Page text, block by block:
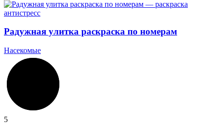
Радужная улитка раскраска по номерам
Насекомые
5